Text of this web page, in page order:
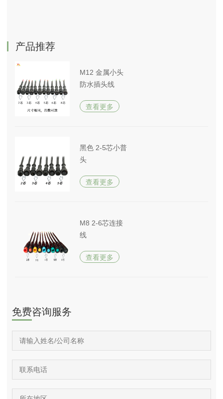
产品推荐
M12 金属小头
防水插头线
查看更多
黑色 2-5芯小普
头
查看更多
M8 2-6芯连接
线
查看更多
免费咨询服务